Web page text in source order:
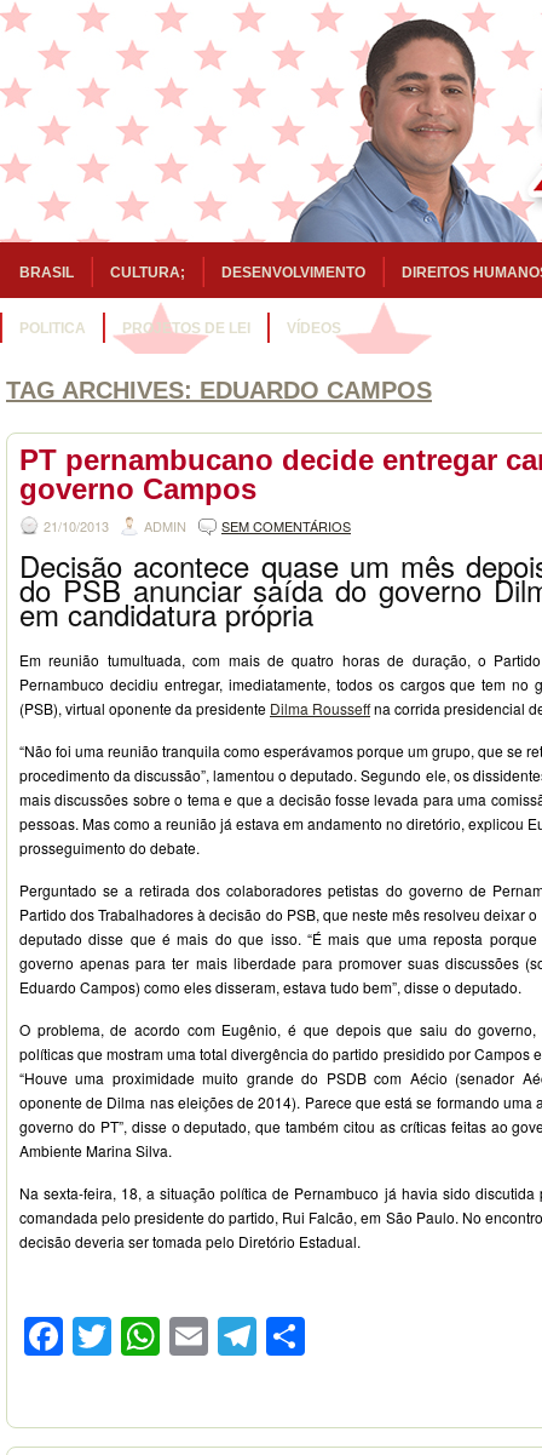
BRASIL CULTURA; DESENVOLVIMENTO DIREITOS
POLITICA PROJETOS DE LEI VÍDEOS
TAG ARCHIVES: EDUARDO CAMPOS
PT pernambucano decide entregar
governo Campos
21/10/2013 ADMIN SEM COMENTÁRIOS
Decisão acontece quase um mês
do PSB anunciar saída do governo
em candidatura própria
Em reunião tumultuada, com mais de quatro horas de duração, o
Pernambuco decidiu entregar, imediatamente, todos os cargos que tem no
(PSB), virtual oponente da presidente Dilma Rousseffna corrida presidencial
“Não foi uma reunião tranquila como esperávamos porque um grupo, que se
procedimento da discussão”, lamentou o deputado. Segundo ele, os
mais discussões sobre o tema e que a decisão fosse levada para uma
pessoas. Mas como a reunião já estava em andamento no diretório, explicou
prosseguimento do debate.
Perguntado se a retirada dos colaboradores petistas do governo de
Partido dos Trabalhadores à decisão do PSB, que neste mês resolveu deixar
deputado disse que é mais do que isso. “É mais que uma reposta
governo apenas para ter mais liberdade para promover suas discussões
Eduardo Campos) como eles disseram, estava tudo bem”, disse o deputado.
O problema, de acordo com Eugênio, é que depois que saiu do
políticas que mostram uma total divergência do partido presidido por Campos
“Houve uma proximidade muito grande do PSDB com Aécio (senador
oponente de Dilma nas eleições de 2014). Parece que está se formando uma
governo do PT”, disse o deputado, que também citou as críticas feitas ao
Ambiente Marina Silva.
Na sexta-feira, 18, a situação política de Pernambuco já havia sido
comandada pelo presidente do partido, Rui Falcão, em São Paulo. No
decisão deveria ser tomada pelo Diretório Estadual.
Facebook
Twitter
WhatsApp
EmailTelegram